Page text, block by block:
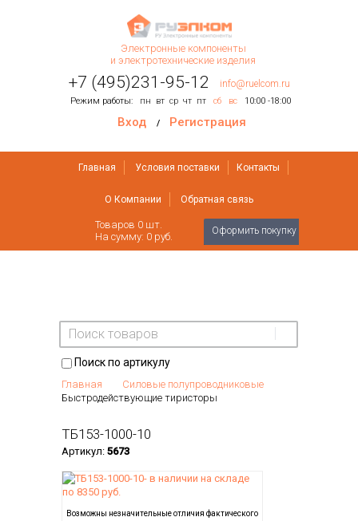
Электронные компоненты
и электротехнические изделия
+7 (495)231-95-12 info@ruelcom.ru
Режим работы: пн вт ср чт пт сб вс 10:00 -18:00
Вход / Регистрация
Главная Условия поставки Контакты
О Компании Обратная связь
Оформить покупку
Товаров 0 шт.
На сумму: 0 руб.
Поиск по артикулу
Главная
Силовые полупроводниковые
Быстродействующие тиристоры
ТБ153-1000-10
Артикул: 5673
Возможны незначительные отличия фактического